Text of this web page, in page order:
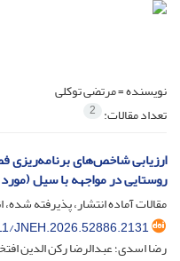
نویسنده =مرتضی توکلی
تعداد مقالات: 2
ارزیابی شاخص‌های برنامه‌ریزی
روستایی در مواجهه با سیل
مقالات آماده انتشار، پذیرفته شده،
JNEH.2026.52886.2131
رضا اسدی؛ عبدالرضا رکن الدین